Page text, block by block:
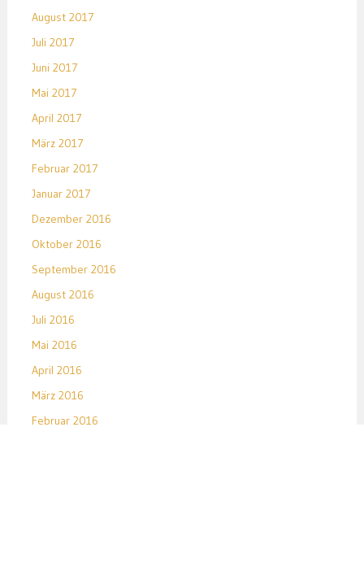
August 2017
Juli 2017
Juni 2017
Mai 2017
April 2017
März 2017
Februar 2017
Januar 2017
Dezember 2016
Oktober 2016
September 2016
August 2016
Juli 2016
Mai 2016
April 2016
März 2016
Februar 2016